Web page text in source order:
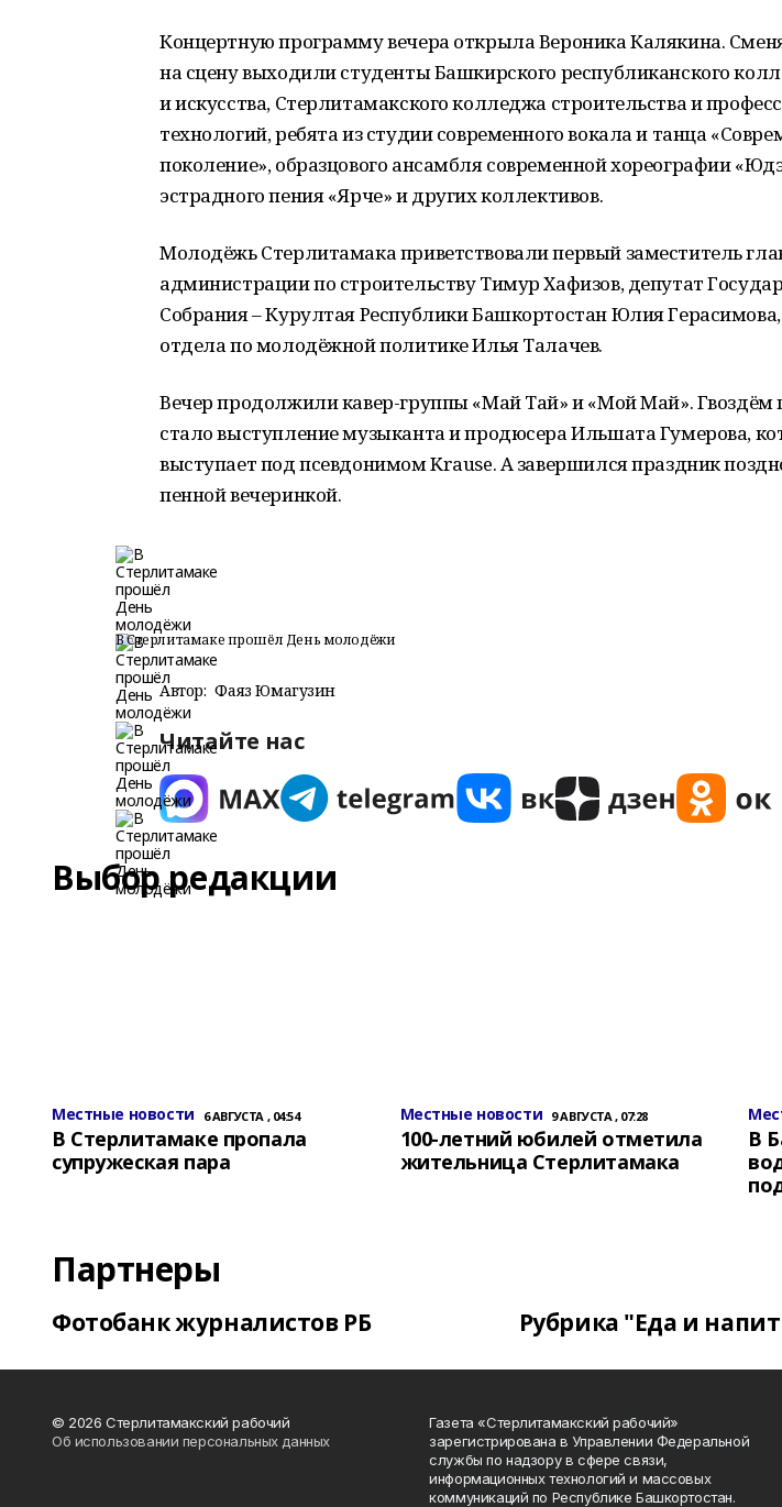
Концертную программу вечера открыла Вероника Калякина.
на сцену выходили студенты Башкирского республиканского
и искусства, Стерлитамакского колледжа строительства и
технологий, ребята из студии современного вокала и танца
поколение», образцового ансамбля современной хореографии
эстрадного пения «Ярче» и других коллективов.
Молодёжь Стерлитамака приветствовали первый заместитель
администрации по строительству Тимур Хафизов, депутат
Собрания – Курултая Республики Башкортостан Юлия
отдела по молодёжной политике Илья Талачев.
Вечер продолжили кавер-группы «Май Тай» и «Мой Май».
стало выступление музыканта и продюсера Ильшата Гумерова,
выступает под псевдонимом Krause. А завершился праздник
пенной вечеринкой.
В Стерлитамаке прошёл День молодёжи
Автор: Фаяз Юмагузин
Читайте нас
Выбор редакции
Местные новости 6 АВГУСТА , 04:54
В Стерлитамаке пропала
супружеская пара
Местные новости 9 АВГУСТА , 07:28
100-летний юбилей отметила
жительница Стерлитамака
В
Партнеры
Фотобанк журналистов РБ Рубрика "Еда и
© 2026 Стерлитамакский рабочий
Об использовании персональных данных
Газета «Стерлитамакский рабочий»
зарегистрирована в Управлении Федеральной
службы по надзору в сфере связи,
информационных технологий и массовых
коммуникаций по Республике Башкортостан.